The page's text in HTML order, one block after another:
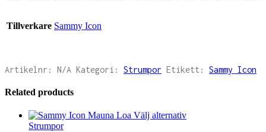
Tillverkare Sammy Icon
Artikelnr: N/A Kategori: Strumpor Etikett: Sammy Icon
Related products
Välj alternativ
Strumpor